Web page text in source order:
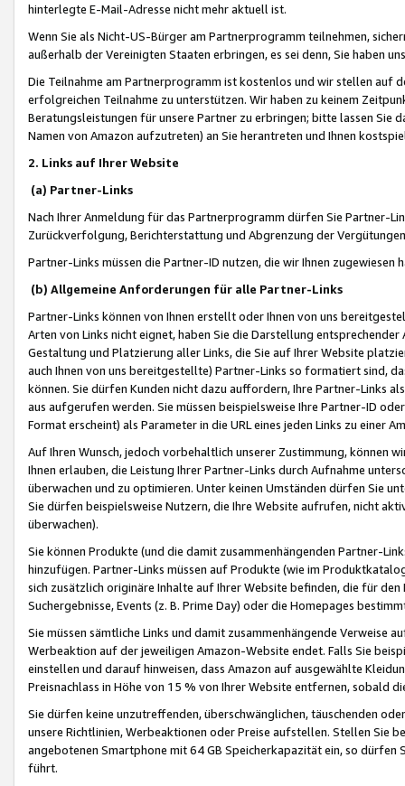
hinterlegte E-Mail-Adresse nicht mehr aktuell ist.
Wenn Sie als Nicht-US-Bürger am Partnerprogramm teilnehmen,
außerhalb der Vereinigten Staaten erbringen, es sei denn, Sie haben
Die Teilnahme am Partnerprogramm ist kostenlos und wir stellen auf
erfolgreichen Teilnahme zu unterstützen. Wir haben zu keinem
Beratungsleistungen für unsere Partner zu erbringen; bitte lassen Sie
Namen von Amazon aufzutreten) an Sie herantreten und Ihnen
2. Links auf Ihrer Website
(a) Partner-Links
Nach Ihrer Anmeldung für das Partnerprogramm dürfen Sie Partner-
Zurückverfolgung, Berichterstattung und Abgrenzung der
Partner-Links müssen die Partner-ID nutzen, die wir Ihnen zugewiesen
(b) Allgemeine Anforderungen für alle Partner-Links
Partner-Links können von Ihnen erstellt oder Ihnen von uns
Arten von Links nicht eignet, haben Sie die Darstellung
Gestaltung und Platzierung aller Links, die Sie auf Ihrer Website
auch Ihnen von uns bereitgestellte) Partner-Links so formatiert sind,
können. Sie dürfen Kunden nicht dazu auffordern, Ihre Partner-Links
aus aufgerufen werden. Sie müssen beispielsweise Ihre Partner-ID
Format erscheint) als Parameter in die URL eines jeden Links zu einer
Auf Ihren Wunsch, jedoch vorbehaltlich unserer Zustimmung, können
Ihnen erlauben, die Leistung Ihrer Partner-Links durch Aufnahme
überwachen und zu optimieren. Unter keinen Umständen dürfen Sie
Sie dürfen beispielsweise Nutzern, die Ihre Website aufrufen, nicht
überwachen).
Sie können Produkte (und die damit zusammenhängenden Partner-
hinzufügen. Partner-Links müssen auf Produkte (wie im
sich zusätzlich originäre Inhalte auf Ihrer Website befinden, die für
Suchergebnisse, Events (z. B. Prime Day) oder die Homepages
Sie müssen sämtliche Links und damit zusammenhängende
Werbeaktion auf der jeweiligen Amazon-Website endet. Falls Sie
einstellen und darauf hinweisen, dass Amazon auf ausgewählte
Preisnachlass in Höhe von 15 % von Ihrer Website entfernen, sobald
Sie dürfen keine unzutreffenden, überschwänglichen, täuschenden
unsere Richtlinien, Werbeaktionen oder Preise aufstellen. Stellen Sie
angebotenen Smartphone mit 64 GB Speicherkapazität ein, so dürfen
führt.